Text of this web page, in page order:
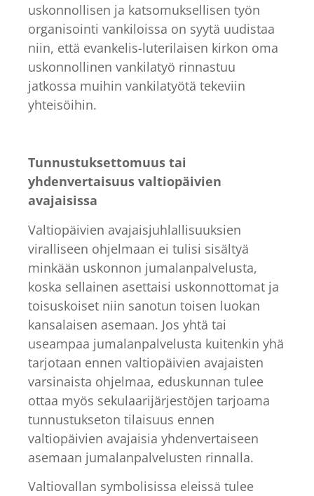
uskonnollisen ja katsomuksellisen työn
organisointi vankiloissa on syytä uudistaa
niin, että evankelis-luterilaisen kirkon oma
uskonnollinen vankilatyö rinnastuu
jatkossa muihin vankilatyötä tekeviin
yhteisöihin.
Tunnustuksettomuus tai
yhdenvertaisuus valtiopäivien
avajaisissa
Valtiopäivien avajaisjuhlallisuuksien
viralliseen ohjelmaan ei tulisi sisältyä
minkään uskonnon jumalanpalvelusta,
koska sellainen asettaisi uskonnottomat ja
toisuskoiset niin sanotun toisen luokan
kansalaisen asemaan. Jos yhtä tai
useampaa jumalanpalvelusta kuitenkin yhä
tarjotaan ennen valtiopäivien avajaisten
varsinaista ohjelmaa, eduskunnan tulee
ottaa myös sekulaarijärjestöjen tarjoama
tunnustukseton tilaisuus ennen
valtiopäivien avajaisia yhdenvertaiseen
asemaan jumalanpalvelusten rinnalla.
Valtiovallan symbolisissa eleissä tulee